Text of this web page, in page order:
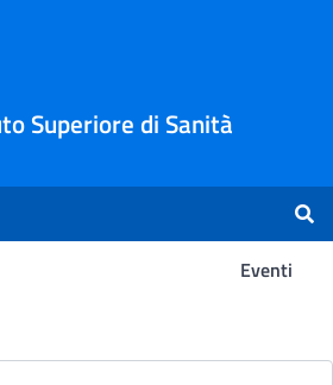
Superiore di Sanità
Eventi
Ricerca -